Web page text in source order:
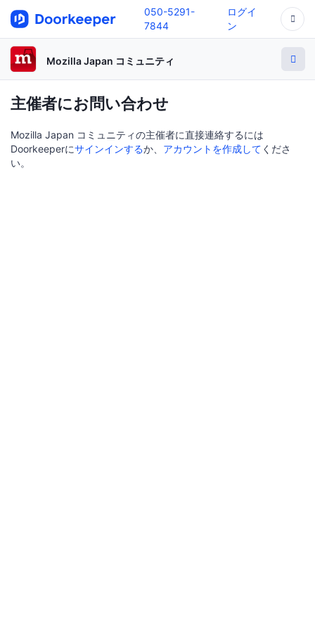
050-5291-
7844
ログイ
ン
Mozilla Japan コミュニティ
主催者にお問い合わせ
Mozilla Japan コミュニティの主催者に直接連絡するには
Doorkeeperにサインインするか、 アカウントを作成して くださ
い。